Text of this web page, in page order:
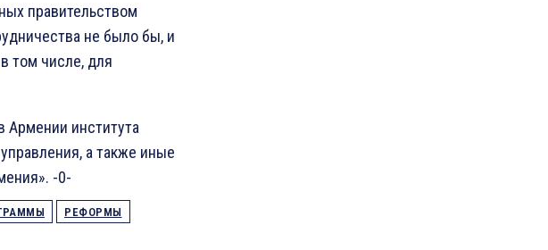
правительством
не было бы, и
том числе, для
института
а также иные
-0-
РЕФОРМЫ